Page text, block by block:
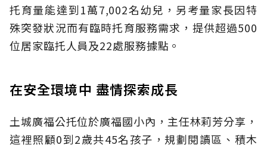
托育量能達到1萬7,002名幼兒，另考量家長因特
殊突發狀況而有臨時托育服務需求，提供超過500
位居家臨托人員及22處服務據點。
在安全環境中 盡情探索成長
土城廣福公托位於廣福國小內，主任林莉芳分享，
這裡照顧0到2歲共45名孩子，規劃閱讀區、積木